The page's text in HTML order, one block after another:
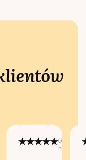
na: